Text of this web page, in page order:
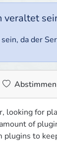
veraltet
da der
Abstimmen
looking for
of
plugins to